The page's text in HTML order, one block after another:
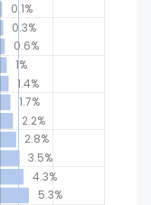
0.1%
0.3%
0.6%
1%
1.4%
1.7%
2.2%
2.8%
3.5%
4.3%
5.3%